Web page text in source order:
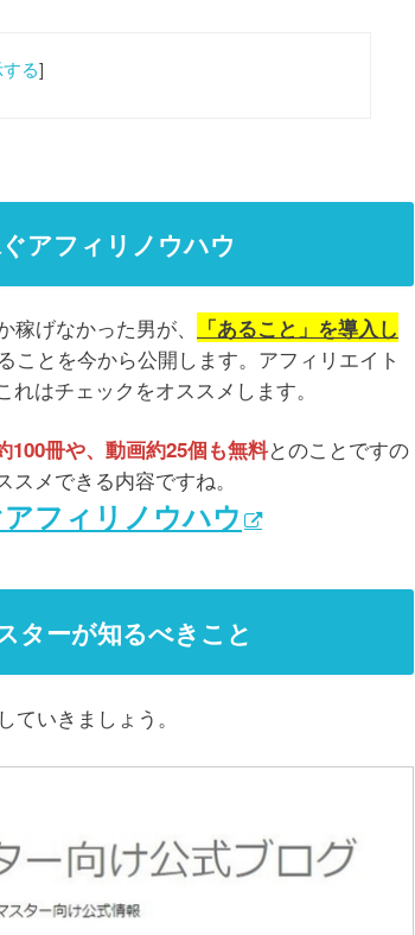
る]
アフィリノウハウ
げなかった男が、
「あること」を導入し
ことを今から公開します。アフィリエイト
はチェックをオススメします。
100冊や、動画約25個も無料とのことですの
メできる内容ですね。
フィリノウハウ
ターが知るべきこと
いきましょう。